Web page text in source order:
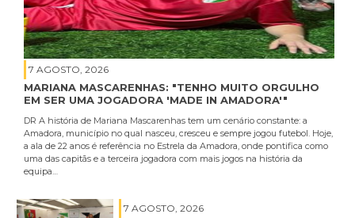
7 AGOSTO, 2026
MARIANA MASCARENHAS: "TENHO MUITO ORGULHO
EM SER UMA JOGADORA 'MADE IN AMADORA'"
DR A história de Mariana Mascarenhas tem um cenário constante: a
Amadora, município no qual nasceu, cresceu e sempre jogou futebol. Hoje,
a ala de 22 anos é referência no Estrela da Amadora, onde pontifica como
uma das capitãs e a terceira jogadora com mais jogos na história da
equipa…
7 AGOSTO, 2026